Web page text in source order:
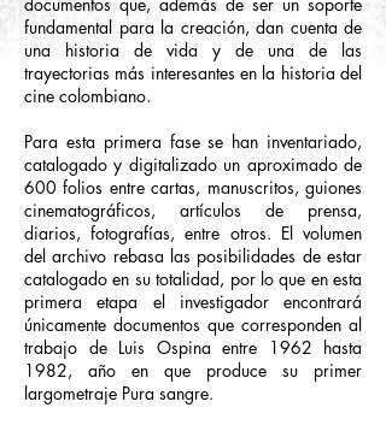
fundamental para la creación, dan cuenta de
una historia de vida y de una de las
trayectorias más interesantes en la historia del
cine colombiano.
Para esta primera fase se han inventariado,
catalogado y digitalizado un aproximado de
600 folios entre cartas, manuscritos, guiones
cinematográficos, artículos de prensa,
diarios, fotografías, entre otros. El volumen
del archivo rebasa las posibilidades de estar
catalogado en su totalidad, por lo que en esta
primera etapa el investigador encontrará
únicamente documentos que corresponden al
trabajo de Luis Ospina entre 1962 hasta
1982, año en que produce su primer
largometraje Pura sangre.